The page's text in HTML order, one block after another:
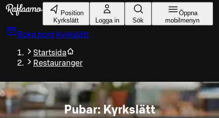
Gå till huvudinnehållet
Position
Kyrkslätt
Logga in Sök
Öppna
mobilmenyn
Boka bord Kyrkslätt
Startsida
Restauranger
Pubar: Kyrkslätt